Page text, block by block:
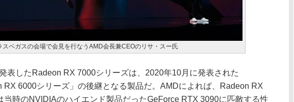
スベガスの会場で会見を行なうAMD会長兼CEOのリサ・スー氏
表したRadeon RX 7000シリーズは、2020年10月に発表された
RX 6000シリーズ」の後継となる製品だ。AMDによれば、Radeon RX
当時のNVIDIAのハイエンド製品だったGeForce RTX 3090に匹敵する性